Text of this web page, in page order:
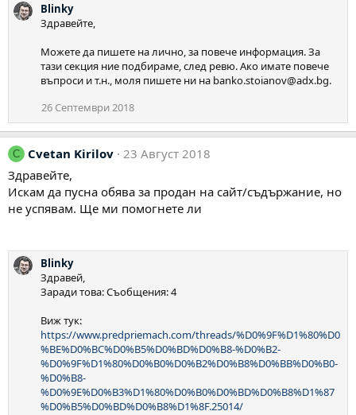
Blinky
Здравейте,
Можете да пишете на лично, за повече информация. За
тази секция ние подбираме, след ревю. Ако имате повече
въпроси и т.н., моля пишете ни на banko.stoianov@adx.bg.
26 Септември 2018
C Cvetan Kirilov
23 Август 2018
Здравейте,
Искам да пусна обява за продан на сайт/съдържание, но
не успявам. Ще ми помогнете ли
Blinky
Здравей,
Заради това: Съобщения: 4
Виж тук:
https://www.predpriemach.com/threads/%D0%9F%D1%80%D0
%BE%D0%BC%D0%B5%D0%BD%D0%B8-%D0%B2-
%D0%9F%D1%80%D0%B0%D0%B2%D0%B8%D0%BB%D0%B0-
%D0%B8-
%D0%9E%D0%B3%D1%80%D0%B0%D0%BD%D0%B8%D1%87
%D0%B5%D0%BD%D0%B8%D1%8F.25014/